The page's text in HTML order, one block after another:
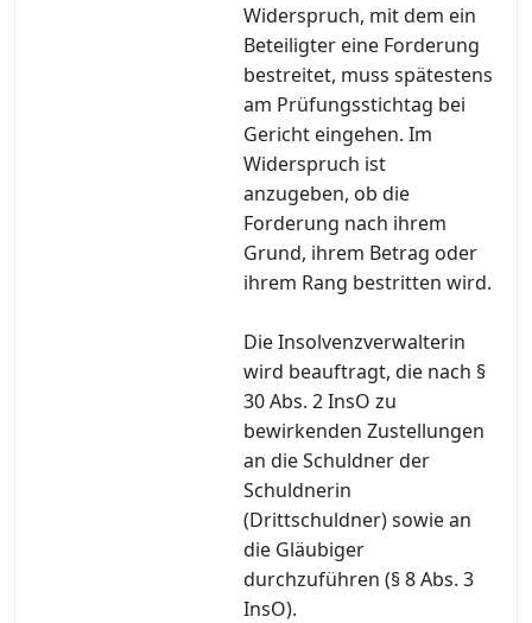
Widerspruch, mit dem ein
Beteiligter eine Forderung
bestreitet, muss spätestens
am Prüfungsstichtag bei
Gericht eingehen. Im
Widerspruch ist
anzugeben, ob die
Forderung nach ihrem
Grund, ihrem Betrag oder
ihrem Rang bestritten wird.
Die Insolvenzverwalterin
wird beauftragt, die nach §
30 Abs. 2 InsO zu
bewirkenden Zustellungen
an die Schuldner der
Schuldnerin
(Drittschuldner) sowie an
die Gläubiger
durchzuführen (§ 8 Abs. 3
InsO).